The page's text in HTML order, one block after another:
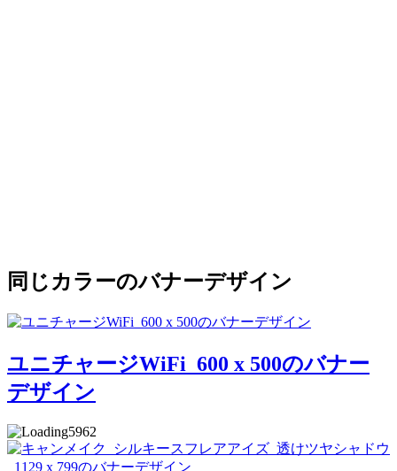
同じカラーのバナーデザイン
ユニチャージWiFi_600 x 500のバナー
デザイン
5962